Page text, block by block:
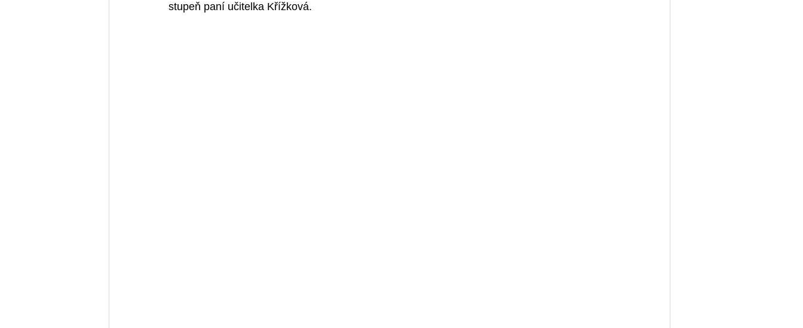
stupeň paní učitelka Křížková.